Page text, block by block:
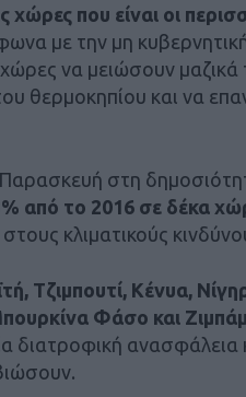
χώρες που είναι οι
με την μη
να μειώσουν
θερμοκηπίου και να
στη
από το 2016 σε δέκα
κλιματικούς
Τζιμπουτί, Κένυα,
Φάσο και
ανασφάλεια